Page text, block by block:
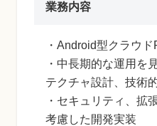
業務内容
・Android型クラウ
・中長期的な運用を
テクチャ設計、技術
・セキュリティ、拡
考慮した開発実装